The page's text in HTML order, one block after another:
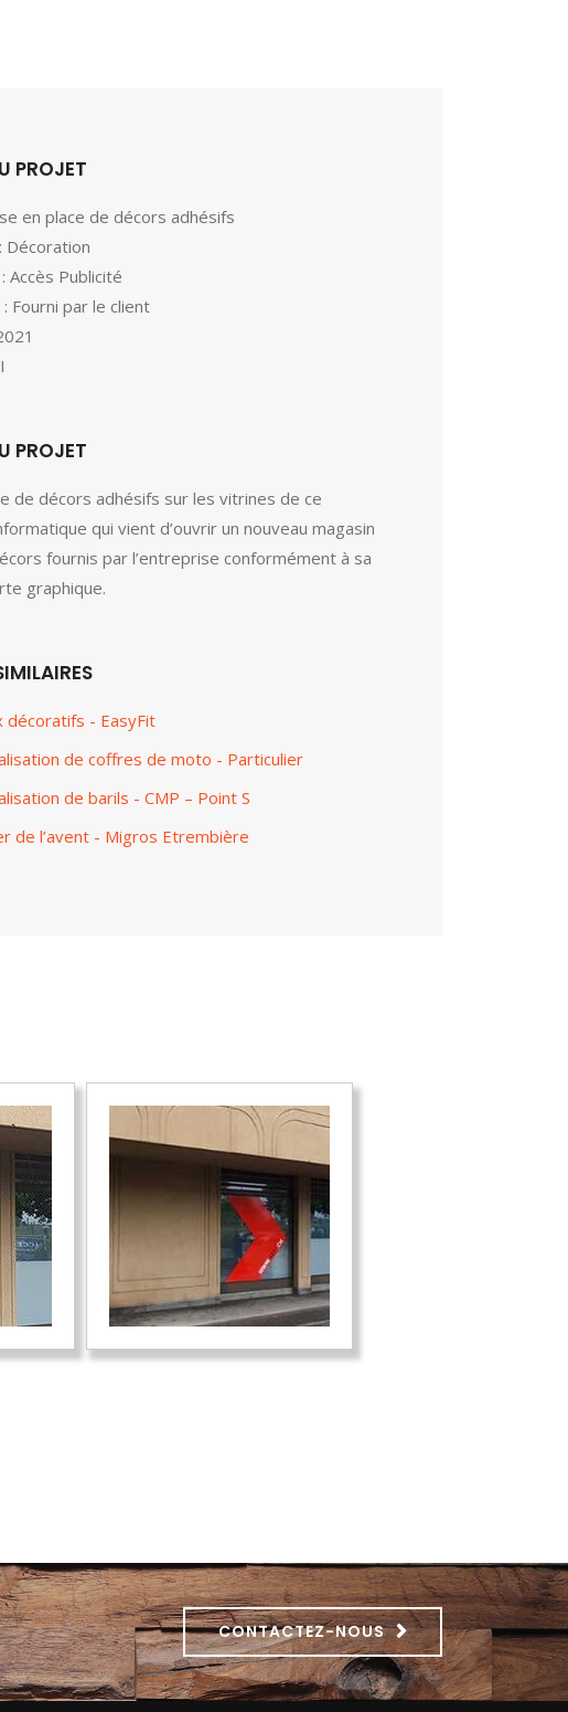
PROJET
en place de décors adhésifs
: Décoration
: Accès Publicité
: Fourni par le client
PROJET
de décors adhésifs sur les vitrines de ce
qui vient d’ouvrir un nouveau magasin
fournis par l’entreprise conformément à sa
graphique.
décoratifs - EasyFit
de coffres de moto - Particulier
de barils - CMP – Point S
de l’avent - Migros Etrembière
CONTACTEZ-NOUS